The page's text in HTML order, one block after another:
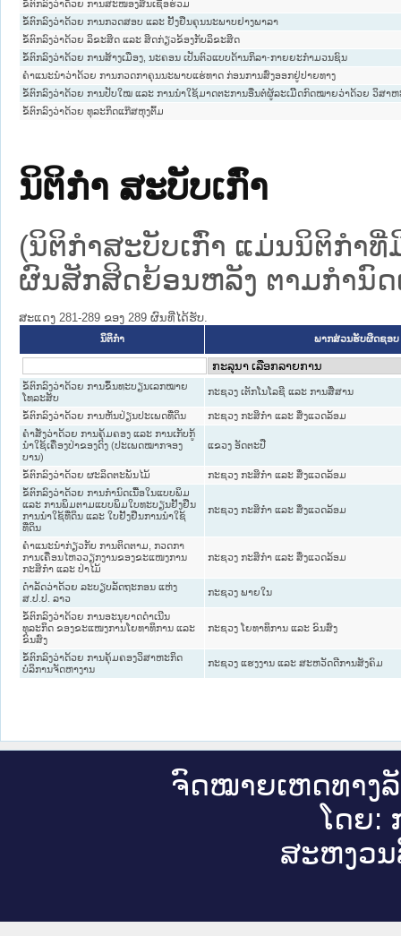
ຂໍ້ຕົກລົງວ່າດ້ວຍ ການສະໜອງສິນເຊື່ອຮ່ວມ
ຂໍ້ຕົກລົງວ່າດ້ວຍ ການກວດສອບ ແລະ ຢັ້ງຢືນຄຸນນະພາບຢາງພາລາ
ຂໍ້ຕົກລົງວ່າດ້ວຍ ລິຂະສິດ ແລະ ສິດກ່ຽວຂ້ອງກັບລິຂະສິດ
ຂໍ້ຕົກລົງວ່າດ້ວຍ ການສ້າງເມືອງ, ນະຄອນ ເປັນຕົວແບບດ້ານກິລາ-ກາຍຍະກຳມວນຊົນ
ຄຳແນະນຳວ່າດ້ວຍ ການກວດກາຄຸນນະພາບແຮ່ທາດ ກ່ອນການສົ່ງອອກຢູ່ປາຍທາງ
ຂໍ້ຕົກລົງວ່າດ້ວຍ ການປັບໃໝ ແລະ ການນຳໃຊ້ມາດຕະການອື່ນຕໍ່ຜູ້ລະເມິີດກົດໝາຍວ່າດ້ວຍ ວິສາ
ຂໍ້ຕົກລົງວ່າດ້ວຍ ທຸລະກິດແກ໊ສຫຸງຕົ້ມ
ນິຕິກໍາ ສະບັບເກົ່າ
(ນິຕິກໍາສະບັບເກົ່າ ແມ່ນນິຕິກໍາ
ຜົນສັກສິດຍ້ອນຫລັງ ຕາມກໍານົດ
ສະແດງ 281-289 ຂອງ 289 ຜົນທີ່ໄດ້ຮັບ.
ນິຕິກໍາ ພາກສ່ວນຮັບຜິດຊອບ
ຂໍ້ຕົກລົງວ່າດ້ວຍ ການຂຶ້ນທະບຽນເລກໝາຍ
ໂທລະສັບ
ກະຊວງ ເຕັກໂນໂລຊີ ແລະ ການສື່ສານ
ຂໍ້ຕົກລົງວ່າດ້ວຍ ການຫັນປ່ຽນປະເພດທີ່ດິນ
ກະຊວງ ກະສິກຳ ແລະ ສິ່ງແວດລ້ອມ
ຄຳສັ່ງວ່າດ້ວຍ ການຄຸ້ມຄອງ ແລະ ການເກັບກູ້
ນຳໃຊ້ເຄື່ອງປ່າຂອງດົງ (ປະເພດໝາກຈອງ
ບານ)
ແຂວງ ອັດຕະປື
ຂໍ້ຕົກລົງວ່າດ້ວຍ ຜະລິດຕະພັນໄມ້
ກະຊວງ ກະສິກຳ ແລະ ສິ່ງແວດລ້ອມ
ຂໍ້ຕົກລົງວ່າດ້ວຍ ການກຳນົດເນື້ອໃນແບບພິມ
ແລະ ການພິມຕາມແບບພິມໃບທະບຽນຢັ້ງຢືນ
ການນຳໃຊ້ທີ່ດິນ ແລະ ໃບຢັ້ງຢືນການນຳໃຊ້
ທີ່ດິນ
ກະຊວງ ກະສິກຳ ແລະ ສິ່ງແວດລ້ອມ
ຄຳແນະນຳກ່ຽວກັບ ການຕິດຕາມ, ກວດກາ
ການເຄື່ອນໄຫວວຽກງານຂອງຂະແໜງການ
ກະສິກຳ ແລະ ປ່າໄມ້
ກະຊວງ ກະສິກຳ ແລະ ສິ່ງແວດລ້ອມ
ດຳລັດວ່າດ້ວຍ ລະບຽບລັດຖະກອນ ແຫ່ງ
ສ.ປ.ປ. ລາວ
ກະຊວງ ພາຍໃນ
ຂໍ້ຕົກລົງວ່າດ້ວຍ ການອະນຸຍາດດຳເນີນ
ທຸລະກິດ ຂອງຂະແໜງການໂຍທາທິການ ແລະ
ຂົນສົ່ງ
ກະຊວງ ໂຍທາທິການ ແລະ ຂົນສົ່ງ
ຂໍ້ຕົກລົງວ່າດ້ວຍ ການຄຸ້ມຄອງວິສາຫະກິດ
ບໍລິການຈັດຫາງານ
ກະຊວງ ແຮງງານ ແລະ ສະຫວັດດີການສັງຄົມ
ຈົດ​ໝາຍ​ເຫດ​ທາງ​
ໂດຍ:
ສະ​ຫງວນ​